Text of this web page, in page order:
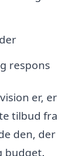
respons
er, er
tilbud fra
den, der
budget.